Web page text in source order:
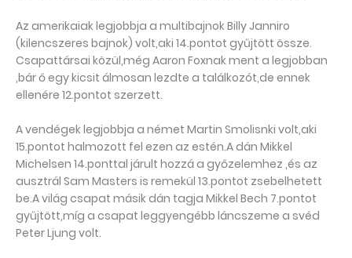
Az amerikaiak legjobbja a multibajnok Billy Janniro
(kilencszeres bajnok) volt,aki 14.pontot gyűjtött össze.
Csapattársai közül,még Aaron Foxnak ment a legjobban
,bár ő egy kicsit álmosan lezdte a találkozót,de ennek
ellenére 12.pontot szerzett.
A vendégek legjobbja a német Martin Smolisnki volt,aki
15.pontot halmozott fel ezen az estén.A dán Mikkel
Michelsen 14.ponttal járult hozzá a győzelemhez ,és az
ausztrál Sam Masters is remekül 13.pontot zsebelhetett
be.A világ csapat másik dán tagja Mikkel Bech 7.pontot
gyűjtött,míg a csapat leggyengébb láncszeme a svéd
Peter Ljung volt.